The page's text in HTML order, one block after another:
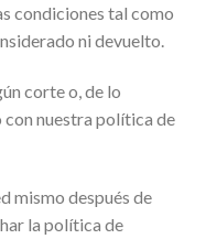
condiciones tal como
ni devuelto.
corte o, de lo
nuestra política de
mismo después de
la política de